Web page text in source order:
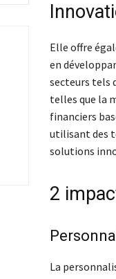
Elle offre
en
secteurs tels
telles que la
financiers
utilisant des
solutions
2
La